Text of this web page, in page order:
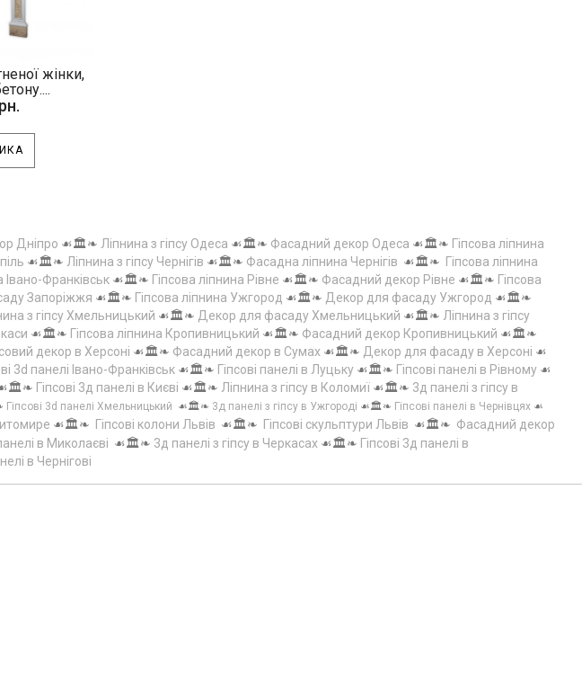
жінки,
Дніпро ☙🏛️❧ Ліпнина з гіпсу Одеса ☙🏛️❧ Фасадний декор Одеса ☙🏛️❧ Гіпсова ліпнина
☙🏛️❧ Ліпнина з гіпсу Чернігів ☙🏛️❧ Фасадна ліпнина Чернігів ☙🏛️❧ Гіпсова ліпнина
Франківськ ☙🏛️❧ Гіпсова ліпнина Рівне ☙🏛️❧ Фасадний декор Рівне ☙🏛️❧ Гіпсова
Запоріжжя ☙🏛️❧ Гіпсова ліпнина Ужгород ☙🏛️❧ Декор для фасаду Ужгород ☙🏛️❧
з гіпсу Хмельницький ☙🏛️❧ Декор для фасаду Хмельницький ☙🏛️❧ Ліпнина з гіпсу
☙🏛️❧ Гіпсова ліпнина Кропивницький ☙🏛️❧ Фасадний декор Кропивницький ☙🏛️❧
декор в Херсоні ☙🏛️❧ Фасадний декор в Сумах ☙🏛️❧ Декор для фасаду в Херсоні ☙
3d панелі Івано-Франківськ ☙🏛️❧ Гіпсові панелі в Луцьку ☙🏛️❧ Гіпсові панелі в Рівному ☙
Гіпсові 3д панелі в Києві ☙🏛️❧ Ліпнина з гіпсу в Коломиї ☙🏛️❧ 3д панелі з гіпсу в
Гіпсові 3d панелі Хмельницький ☙🏛️❧ 3д панелі з гіпсу в Ужгороді ☙🏛️❧ Гіпсові панелі в Чернівцях ☙
☙🏛️❧ Гіпсові колони Львів ☙🏛️❧ Гіпсові скульптури Львів ☙🏛️❧ Фасадний декор
в Миколаєві ☙🏛️❧ 3д панелі з гіпсу в Черкасах ☙🏛️❧ Гіпсові 3д панелі в
в Чернігові